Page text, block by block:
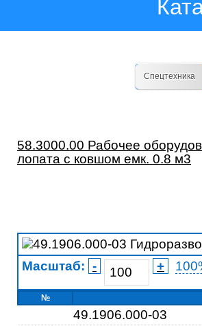
Спецтехника
58.3000.00 Рабочее
лопата с ковшом емк. 0.8 м3
Масштаб: - +
№
49.1906.000-03